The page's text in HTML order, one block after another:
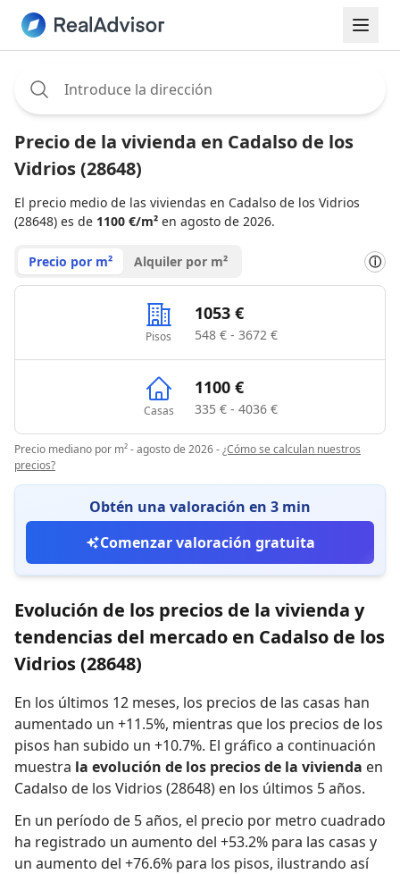
Precio de la vivienda en Cadalso de los
Vidrios (28648)
El precio medio de las viviendas en Cadalso de los Vidrios
(28648) es de 1100 €/m² en agosto de 2026.
Precio por m² Alquiler por m² ⓘ
Pisos
1053 €
548 € - 3672 €
Casas
1100 €
335 € - 4036 €
Precio mediano por m² - agosto de 2026-¿Cómo se calculan nuestros
precios?
Obtén una valoración en 3 min
Comenzar valoración gratuita
Evolución de los precios de la vivienda y
tendencias del mercado en Cadalso de los
Vidrios (28648)
En los últimos 12 meses, los precios de las casas han
aumentado un +11.5%, mientras que los precios de los
pisos han subido un +10.7%. El gráfico a continuación
muestra la evolución de los precios de la vivienda en
Cadalso de los Vidrios (28648) en los últimos 5 años.
En un período de 5 años, el precio por metro cuadrado
ha registrado un aumento del +53.2% para las casas y
un aumento del +76.6% para los pisos, ilustrando así